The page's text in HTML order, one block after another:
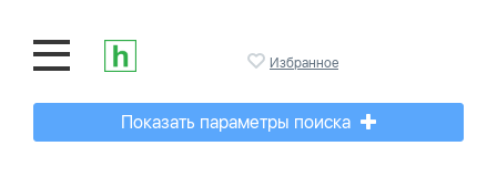
Избранное
Показать параметры поиска